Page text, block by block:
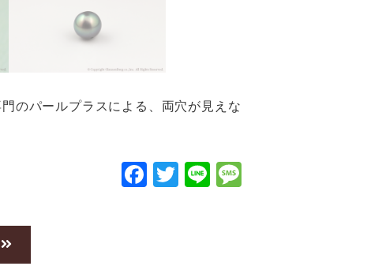
のパールプラスによる、両穴が見えな
F T Li